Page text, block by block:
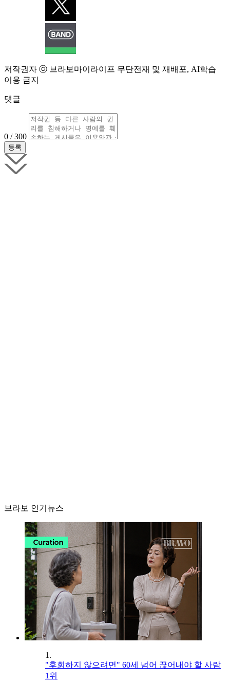
저작권자 ⓒ 브라보마이라이프 무단전재 및 재배포, AI학습
이용 금지
댓글
0 / 300
브라보 인기뉴스
1.
"후회하지 않으려면" 60세 넘어 끊어내야 할 사람
1위